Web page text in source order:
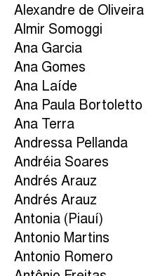
Alexandre de Oliveira
Almir Somoggi
Ana Garcia
Ana Gomes
Ana Laíde
Ana Paula Bortoletto
Ana Terra
Andressa Pellanda
Andréia Soares
Andrés Arauz
Andrés Arauz
Antonia (Piauí)
Antonio Martins
Antonio Romero